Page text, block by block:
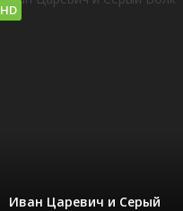
Иван Царевич и Серый
HD